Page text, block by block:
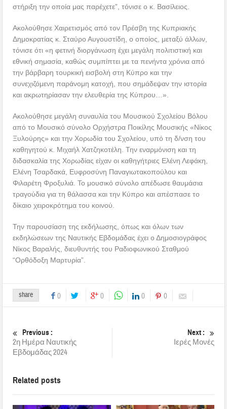
στήριξη την οποία μας παρέχετε”, τόνισε ο κ. Βασίλειος.
Ακολούθησε Χαιρετισμός από τον Πρέσβη της Κυπριακής
Δημοκρατίας κ. Σταύρο Αυγουστίδη, ο οποίος, μεταξύ άλλων,
τόνισε ότι «η φετινή διοργάνωση έχει μεγάλη πολιτιστική και
εθνική σημασία, καθώς συμπίπτει με τα πενήντα χρόνια από
την βάρβαρη τουρκική εισβολή στη Κύπρο και την
συνεχιζόμενη παράνομη κατοχή, που σημάδεψαν την ιστορία
και ακρωτηρίασαν την ελευθερία της Κύπρου…».
Ακολούθησε μεγάλη συναυλία του Μουσικού Σχολείου Βόλου
από το Μουσικό σύνολο Ορχήστρα Ποικίλης Μουσικής «Νίκος
Ξυλούρης» και την Χορωδία του Σχολείου, υπό τη δ/νση του
καθηγητού κ. Μιχαήλ Χατζηκοτέλη. Την εναρμόνιση και τη
διδασκαλία της Χορωδίας είχαν οι καθηγήτριες Ελένη Λεφάκη,
Ελένη Τσαρδακά, Ευφροσύνη Παναγιωτακοπούλου και
Φιλαρέτη Φροξυλιά. Το μουσικό σύνολο απέδωσε θαυμάσια
τραγούδια για τη θάλασσα και την Κύπρο και απέσπασε το
δίκαιο χειροκρότημα του κοινού.
Την παρουσίαση της εκδήλωσης, όπως και όλων των
εκδηλώσεων της Ναυτικής Εβδομάδας έχει ο Δημοσιογράφος
Νίκος Βαραλής, διευθυντής του Ραδιοφωνικού Σταθμού
“Ορθόδοξη Μαρτυρία”.
share 0 0 0 0
Previous :
2η Ημέρα Ναυτικής
Εβδομάδας 2024
Next :
Ιερές Μονές
Related posts